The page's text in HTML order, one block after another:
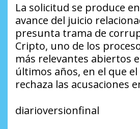
La solicitud se produce
avance del juicio
presunta trama de
Cripto, uno de los
más relevantes abiertos
últimos años, en el que
rechaza las acusaciones
diarioversionfinal